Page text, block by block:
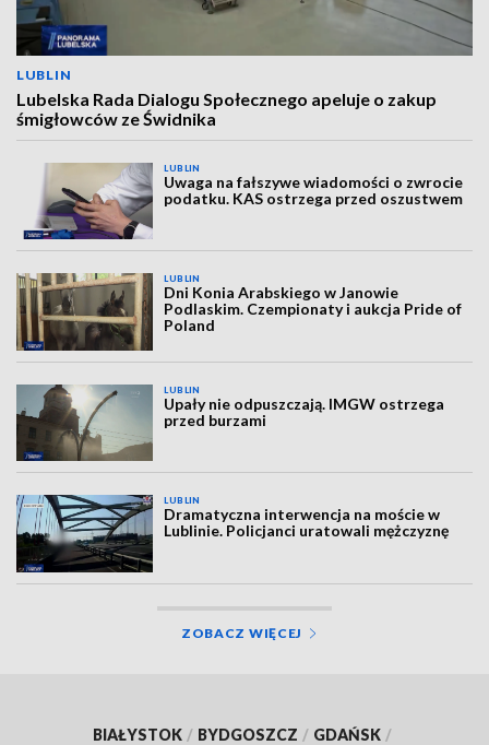
LUBLIN
Lubelska Rada Dialogu Społecznego apeluje o zakup
śmigłowców ze Świdnika
LUBLIN
Uwaga na fałszywe wiadomości o zwrocie
podatku. KAS ostrzega przed oszustwem
LUBLIN
Dni Konia Arabskiego w Janowie
Podlaskim. Czempionaty i aukcja Pride of
Poland
LUBLIN
Upały nie odpuszczają. IMGW ostrzega
przed burzami
LUBLIN
Dramatyczna interwencja na moście w
Lublinie. Policjanci uratowali mężczyznę
ZOBACZ WIĘCEJ
BIAŁYSTOK / BYDGOSZCZ / GDAŃSK /